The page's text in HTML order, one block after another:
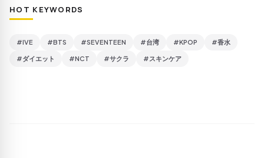
HOT KEYWORDS
#IVE #BTS #SEVENTEEN #台湾 #KPOP #香水
#ダイエット #NCT #サクラ #スキンケア